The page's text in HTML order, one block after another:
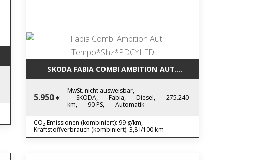
SKODA FABIA COMBI AMBITION AUT. TEMPO*SHZ*PDC*LED
5.950 €
MwSt. nicht ausweisbar,
SKODA,
Fabia, Diesel,
275.240
km,
90 PS, Automatik
CO₂-Emissionen (kombiniert): 99 g/km,
Kraftstoffverbrauch (kombiniert): 3,8 l/100 km